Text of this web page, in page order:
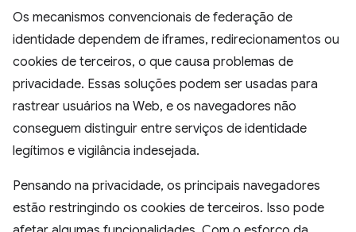
Os mecanismos convencionais de federação de
identidade dependem de iframes, redirecionamentos ou
cookies de terceiros, o que causa problemas de
privacidade. Essas soluções podem ser usadas para
rastrear usuários na Web, e os navegadores não
conseguem distinguir entre serviços de identidade
legítimos e vigilância indesejada.
Pensando na privacidade, os principais navegadores
estão restringindo os cookies de terceiros. Isso pode